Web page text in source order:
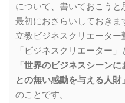
について、書いておこうと
最初におさらいしておきま
立教ビジネスクリエータ
「ビジネスクリエーター」
「世界のビジネスシーン
との無い感動を与える人財」
のことです。